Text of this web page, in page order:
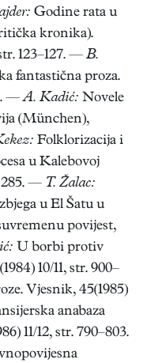
Godine rata u
kronika).
123–127. — B.
fantastična proza.
—A. Kadić: Novele
(München),
Folklorizacija i
u Kalebovoj
285. — T. Žalac:
u El Šatu u
povijest,
U borbi protiv
10/11, str. 900–
Vjesnik, 45(1985)
anabaza
11/12, str. 790–803.